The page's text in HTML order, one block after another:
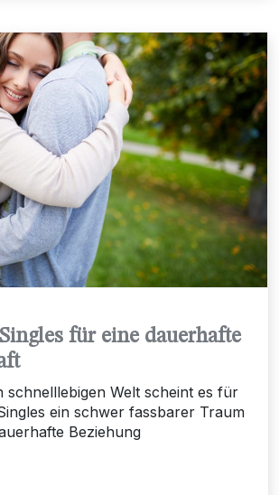
für eine dauerhafte
schnelllebigen Welt scheint es für
ein schwer fassbarer Traum
Beziehung